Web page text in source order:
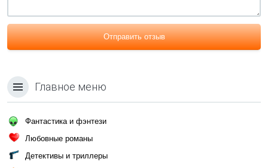
Отправить отзыв
Главное меню
Фантастика и фэнтези
Любовные романы
Детективы и триллеры